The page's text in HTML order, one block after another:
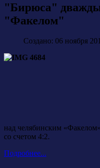
"Бирюса" дважды
"Факелом"
Создано: 06 ноября
над челябинским
со счетом 4:2.
Подробнее...